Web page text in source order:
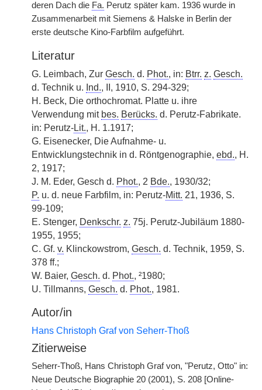
deren Dach die Fa. Perutz später kam. 1936 wurde in
Zusammenarbeit mit Siemens & Halske in Berlin der
erste deutsche Kino-Farbfilm aufgeführt.
Literatur
G. Leimbach, Zur Gesch. d. Phot., in: Btrr. z. Gesch.
d. Technik u. Ind., II, 1910, S. 294-329;
H. Beck, Die orthochromat. Platte u. ihre
Verwendung mit bes. Berücks. d. Perutz-Fabrikate.
in: Perutz-Lit., H. 1.1917;
G. Eisenecker, Die Aufnahme- u.
Entwicklungstechnik in d. Röntgenographie, ebd., H.
2, 1917;
J. M. Eder, Gesch d. Phot., 2 Bde., 1930/32;
P. u. d. neue Farbfilm, in: Perutz-Mitt. 21, 1936, S.
99-109;
E. Stenger, Denkschr. z. 75j. Perutz-Jubiläum 1880-
1955, 1955;
C. Gf. v. Klinckowstrom, Gesch. d. Technik, 1959, S.
378 ff.;
W. Baier, Gesch. d. Phot., ²1980;
U. Tillmanns, Gesch. d. Phot., 1981.
Autor/in
Hans Christoph Graf von Seherr-Thoß
Zitierweise
Seherr-Thoß, Hans Christoph Graf von, "Perutz, Otto" in:
Neue Deutsche Biographie 20 (2001), S. 208 [Online-